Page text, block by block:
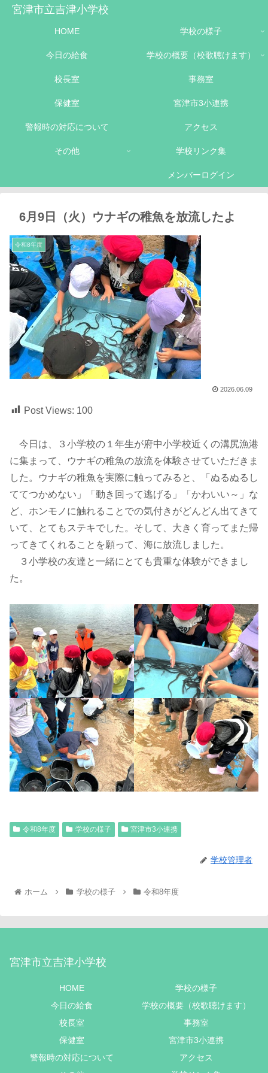
宮津市立吉津小学校
HOME 学校の様子
今日の給食 学校の概要（校歌聴けます）
校長室 事務室
保健室 宮津市3小連携
警報時の対応について アクセス
その他 学校リンク集
メンバーログイン
6月9日（火）ウナギの稚魚を放流したよ
令和8年度
2026.06.09
Post Views: 100
今日は、３小学校の１年生が府中小学校近くの溝尻漁港
に集まって、ウナギの稚魚の放流を体験させていただきま
した。ウナギの稚魚を実際に触ってみると、「ぬるぬるし
ててつかめない」「動き回って逃げる」「かわいい～」な
ど、ホンモノに触れることでの気付きがどんどん出てきて
いて、とてもステキでした。そして、大きく育ってまた帰
ってきてくれることを願って、海に放流しました。
３小学校の友達と一緒にとても貴重な体験ができまし
た。
令和8年度 学校の様子 宮津市3小連携
学校管理者
ホーム 学校の様子 令和8年度
宮津市立吉津小学校
HOME
学校の様子
今日の給食
学校の概要（校歌聴けます）
校長室
事務室
保健室
宮津市3小連携
警報時の対応について
アクセス